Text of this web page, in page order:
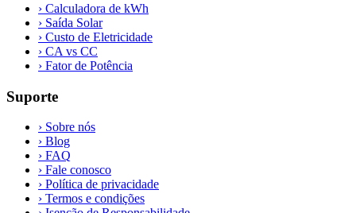
› Calculadora de kWh
› Saída Solar
› Custo de Eletricidade
› CA vs CC
› Fator de Potência
Suporte
› Sobre nós
› Blog
› FAQ
› Fale conosco
› Política de privacidade
› Termos e condições